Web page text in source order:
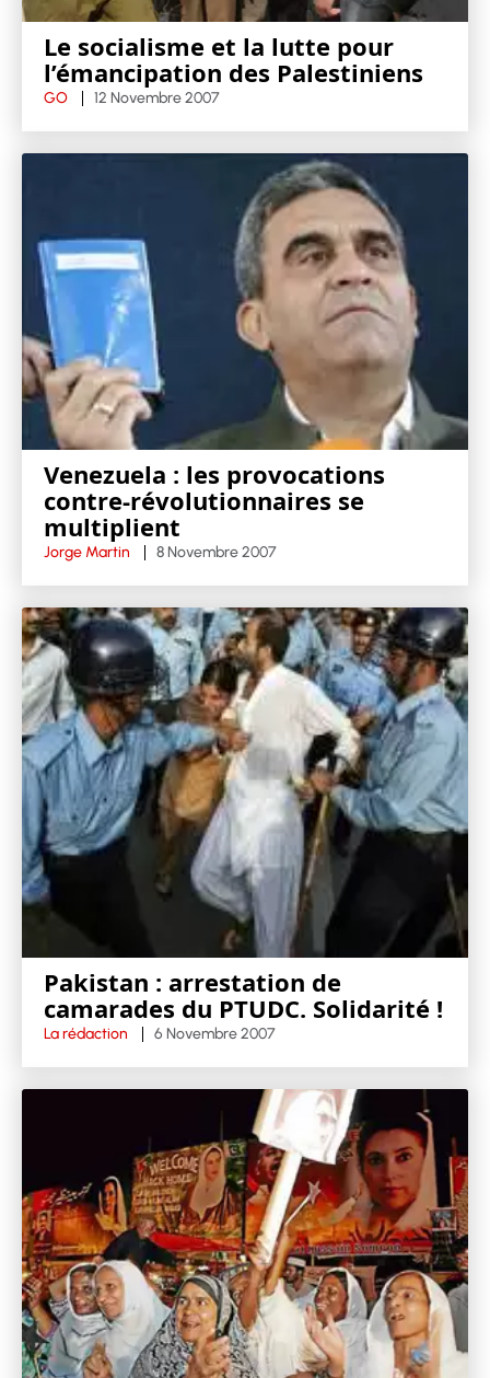
Le socialisme et la lutte pour
l’émancipation des Palestiniens
GO 12 Novembre 2007
Venezuela : les provocations
contre-révolutionnaires se
multiplient
Jorge Martin 8 Novembre 2007
Pakistan : arrestation de
camarades du PTUDC. Solidarité !
La rédaction 6 Novembre 2007